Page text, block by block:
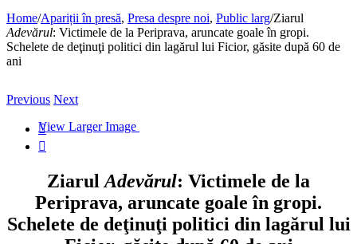
Home/Apariții în presă, Presa despre noi, Public larg/Ziarul
Adevărul: Victimele de la Periprava, aruncate goale în gropi.
Schelete de deţinuţi politici din lagărul lui Ficior, găsite după 60 de
ani
Previous Next
View Larger Image


Ziarul Adevărul: Victimele de la
Periprava, aruncate goale în gropi.
Schelete de deţinuţi politici din lagărul lui